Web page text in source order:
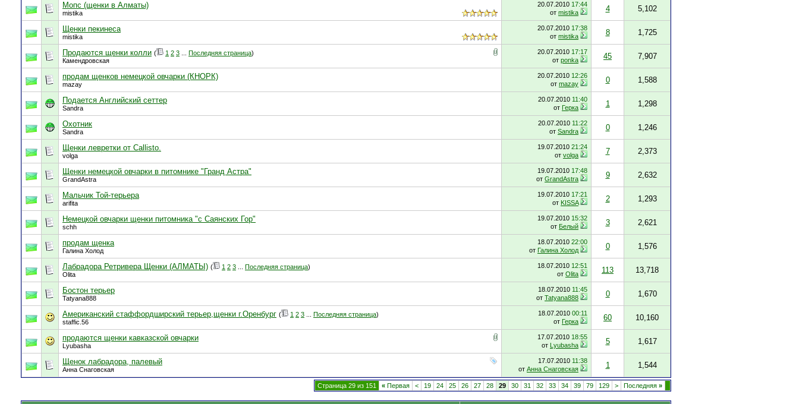
Мопс (щенки в Алматы)
mistika
20.07.2010 17:44
от mistika 4 5,102
Щенки пекинеса
mistika
20.07.2010 17:38
от mistika 8 1,725
Продаются щенки колли ( 1 2 3 Последняя страница)
Камендровская
20.07.2010 17:17
от ponka 45 7,907
продам щенков немецкой овчарки (КНОРК)
mazay
20.07.2010 12:26
от mazay 0 1,588
Подается Английский сеттер
Sandra
20.07.2010 11:40
от Герка 1 1,298
Охотник
Sandra
20.07.2010 11:22
от Sandra 0 1,246
Щенки левретки от Callisto.
volga
19.07.2010 21:24
от volga 7 2,373
Щенки немецкой овчарки в питомнике "Гранд Астра"
GrandAstra
19.07.2010 17:48
от GrandAstra 9 2,632
Мальчик Той-терьера
arifita
19.07.2010 17:21
от KISSA 2 1,293
Немецкой овчарки щенки питомника "с Саянских Гор"
schh
19.07.2010 15:32
от Белый 3 2,621
продам щенка
Галина Холод
18.07.2010 22:00
от Галина Холод 0 1,576
Лабрадора Ретривера Щенки (АЛМАТЫ) ( 1 2 3 Последняя страница)
Olita
18.07.2010 12:51
от Olita 113 13,718
Бостон терьер
Tatyana888
18.07.2010 11:45
от Tatyana888 0 1,670
Американский стаффордширский терьер,щенки г.Оренбург ( 1 2 3 Последняя страница)
staffic.56
18.07.2010 00:11
от Герка 60 10,160
продаются щенки кавказской овчарки
Lyubasha
17.07.2010 18:55
от Lyubasha 5 1,617
Щенок лабрадора, палевый
Анна Снаговская
17.07.2010 11:38
от Анна Снаговская 1 1,544
Страница 29 из 151 « Первая < 19 24 25 26 27 28 29 30 31 32 33 34 39 79 129 > Последняя »